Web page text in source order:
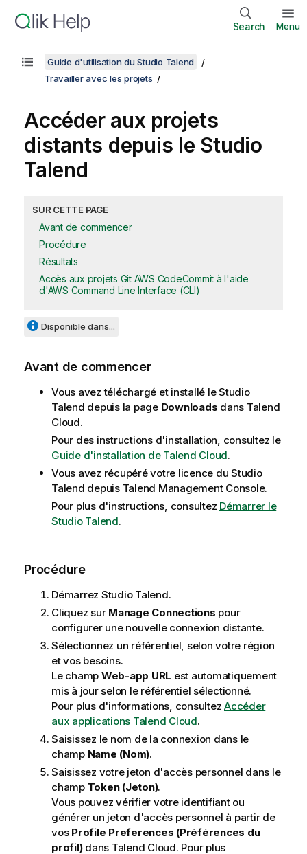
Search Menu
Guide d'utilisation du Studio Talend
Travailler avec les projets
Accéder aux projets
distants depuis le Studio
Talend
SUR CETTE PAGE
Avant de commencer
Procédure
Résultats
Accès aux projets Git AWS CodeCommit à l'aide
d'AWS Command Line Interface (CLI)
Disponible dans...
Avant de commencer
Vous avez téléchargé et installé leStudio
Talend depuis la page Downloads dans Talend
Cloud.
Pour des instructions d'installation, consultez le
Guide d'installation de Talend Cloud.
Vous avez récupéré votre licence du Studio
Talend depuis Talend Management Console.
Pour plus d'instructions, consultez Démarrer le
Studio Talend.
Procédure
Démarrez Studio Talend.
Cliquez sur Manage Connections pour
configurer une nouvelle connexion distante.
Sélectionnez un référentiel, selon votre région
et vos besoins.
Le champ Web-app URL est automatiquement
mis à jour selon le référentiel sélectionné.
Pour plus d'informations, consultez Accéder
aux applications Talend Cloud.
Saisissez le nom de la connexion dans le
champ Name (Nom).
Saisissez votre jeton d'accès personnel dans le
champ Token (Jeton).
Vous pouvez vérifier votre identifiant ou
générer un jeton d'accès personnel à partir de
vos Profile Preferences (Préférences du
profil)dans Talend Cloud. Pour plus